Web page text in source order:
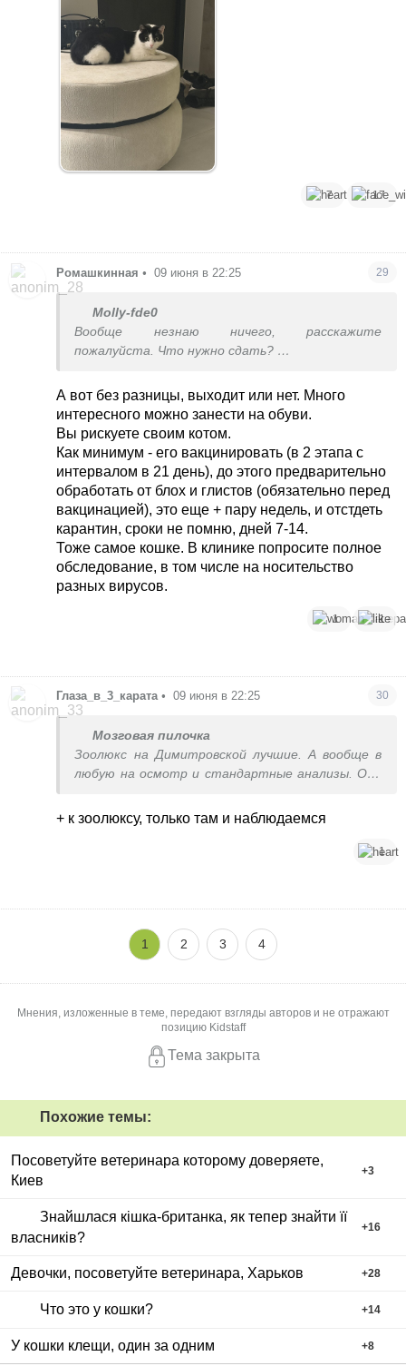
7 17
Ромашкинная • 09 июня в 22:25 29
Molly-fde0
Вообще незнаю ничего, расскажите
пожалуйста. Что нужно сдать?
У меня кот не привит , он домашний никуда не
выходит
А вот без разницы, выходит или нет. Много
интересного можно занести на обуви.
Вы рискуете своим котом.
Как минимум - его вакцинировать (в 2 этапа с
интервалом в 21 день), до этого предварительно
обработать от блох и глистов (обязательно перед
вакцинацией), это еще + пару недель, и отстдеть
карантин, сроки не помню, дней 7-14.
Тоже самое кошке. В клинике попросите полное
обследование, в том числе на носительство
разных вирусов.
1 1
Глаза_в_3_карата • 09 июня в 22:25 30
Мозговая пилочка
Зоолюкс на Димитровской лучшие. А вообще в
любую на осмотр и стандартные анализы. Она
видимо говном. В переноску посадите, накроете
Может вет посоветует что-то
+ к зоолюксу, только там и наблюдаемся
1
1 2 3 4
Мнения, изложенные в теме, передают взгляды авторов и не отражают
позицию Kidstaff
Тема закрыта
Похожие темы:
Посоветуйте ветеринара которому доверяете,
Киев
+3
Знайшлася кішка-британка, як тепер знайти її
власників?
+16
Девочки, посоветуйте ветеринара, Харьков +28
Что это у кошки? +14
У кошки клещи, один за одним +8